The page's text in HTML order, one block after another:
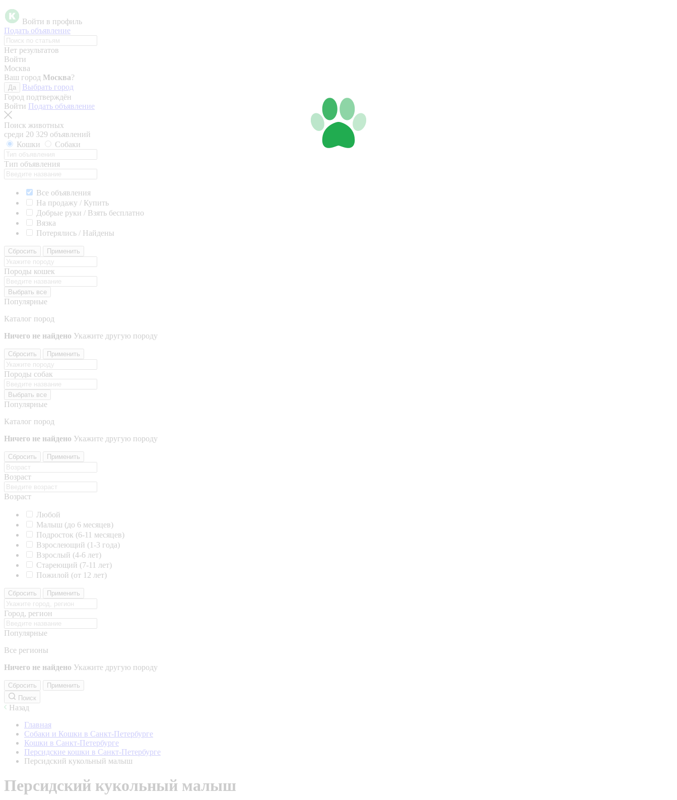
Войти в профиль
Подать объявление
Нет результатов
Войти
Москва
Ваш город Москва?
Да
Выбрать город
Город подтверждён
Войти Подать объявление
Поиск животных
среди 20 329 объявлений
Кошки
Собаки
Тип объявления
Все объявления
На продажу / Купить
Добрые руки / Взять бесплатно
Вязка
Потерялись / Найдены
Сбросить Применить
Породы кошек
Выбрать все
Популярные
Каталог пород
Ничего не найдено Укажите другую породу
Сбросить Применить
Породы собак
Выбрать все
Популярные
Каталог пород
Ничего не найдено Укажите другую породу
Сбросить Применить
Возраст
Возраст
Любой
Малыш (до 6 месяцев)
Подросток (6-11 месяцев)
Взрослеющий (1-3 года)
Взрослый (4-6 лет)
Стареющий (7-11 лет)
Пожилой (от 12 лет)
Сбросить Применить
Город, регион
Популярные
Все регионы
Ничего не найдено Укажите другую породу
Сбросить
Применить
Поиск
Назад
Главная
Собаки и Кошки в Санкт-Петербурге
Кошки в Санкт-Петербурге
Персидские кошки в Санкт-Петербурге
Персидский кукольный малыш
Персидский кукольный малыш